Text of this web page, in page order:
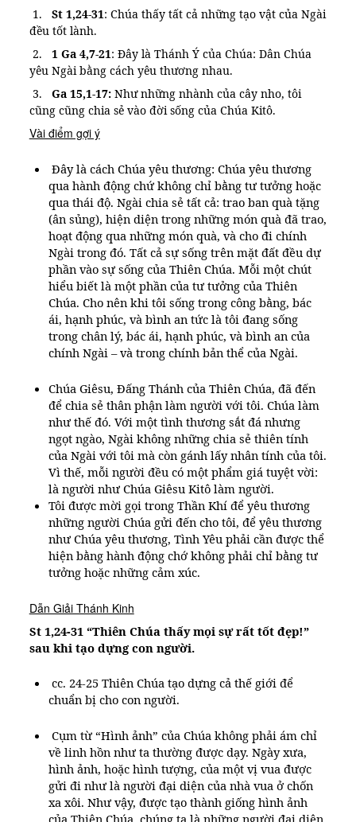
1. St 1,24-31: Chúa thấy tất cả những tạo vật của Ngài
đều tốt lành.
2.
1 Ga 4,7-21: Đây là Thánh Ý của Chúa: Dân Chúa
yêu Ngài bằng cách yêu thương nhau.
3.
Ga 15,1-17:Như những nhành của cây nho, tôi
cũng cũng chia sẻ vào đời sống của Chúa Kitô.
Vài điểm gợi ý
Đây là cách Chúa yêu thương: Chúa yêu thương
qua hành động chứ không chỉ bằng tư tưởng hoặc
qua thái độ. Ngài chia sẻ tất cả: trao ban quà tặng
(ân sủng), hiện diện trong những món quà đã trao,
hoạt động qua những món quà, và cho đi chính
Ngài trong đó. Tất cả sự sống trên mặt đất đều dự
phần vào sự sống của Thiên Chúa. Mỗi một chút
hiểu biết là một phần của tư tưởng của Thiên
Chúa. Cho nên khi tôi sống trong công bằng, bác
ái, hạnh phúc, và bình an tức là tôi đang sống
trong chân lý, bác ái, hạnh phúc, và bình an của
chính Ngài – và trong chính bản thể của Ngài.
Chúa Giêsu, Đấng Thánh của Thiên Chúa, đã đến
để chia sẻ thân phận làm người với tôi. Chúa làm
như thế đó. Với một tình thương sắt đá nhưng
ngọt ngào, Ngài không những chia sẻ thiên tính
của Ngài với tôi mà còn gánh lấy nhân tính của tôi.
Vì thế, mỗi người đều có một phẩm giá tuyệt vời:
là người như Chúa Giêsu Kitô làm người.
Tôi được mời gọi trong Thần Khí để yêu thương
những người Chúa gửi đến cho tôi, để yêu thương
như Chúa yêu thương, Tình Yêu phải cần được thể
hiện bằng hành động chớ không phải chỉ bằng tư
tưởng hoặc những cảm xúc.
Dẫn Giải Thánh Kinh
St 1,24-31 “Thiên Chúa thấy mọi sự rất tốt đẹp!”
sau khi tạo dựng con người.
cc. 24-25 Thiên Chúa tạo dựng cả thế giới để
chuẩn bị cho con người.
Cụm từ “Hình ảnh” của Chúa không phải ám chỉ
về linh hồn như ta thường được dạy. Ngày xưa,
hình ảnh, hoặc hình tượng, của một vị vua được
gửi đi như là người đại diện của nhà vua ở chốn
xa xôi. Như vậy, được tạo thành giống hình ảnh